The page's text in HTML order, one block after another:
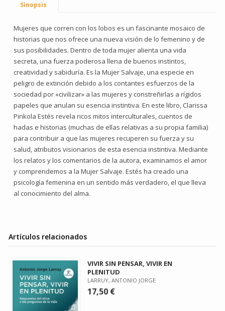
Sinopsis
Mujeres que corren con los lobos es un fascinante mosaico de
historias que nos ofrece una nueva visión de lo femenino y de
sus posibilidades. Dentro de toda mujer alienta una vida
secreta, una fuerza poderosa llena de buenos instintos,
creatividad y sabiduría. Es la Mujer Salvaje, una especie en
peligro de extinción debido a los contantes esfuerzos de la
sociedad por «civilizar» a las mujeres y constreñirlas a rígidos
papeles que anulan su esencia instintiva. En este libro, Clarissa
Pinkola Estés revela ricos mitos interculturales, cuentos de
hadas e historias (muchas de ellas relativas a su propia familia)
para contribuir a que las mujeres recuperen su fuerza y su
salud, atributos visionarios de esta esencia instintiva. Mediante
los relatos y los comentarios de la autora, examinamos el amor
y comprendemos a la Mujer Salvaje. Estés ha creado una
psicología femenina en un sentido más verdadero, el que lleva
al conocimiento del alma.
Artículos relacionados
VIVIR SIN PENSAR, VIVIR EN
PLENITUD
LARRUY, ANTONIO JORGE
17,50 €